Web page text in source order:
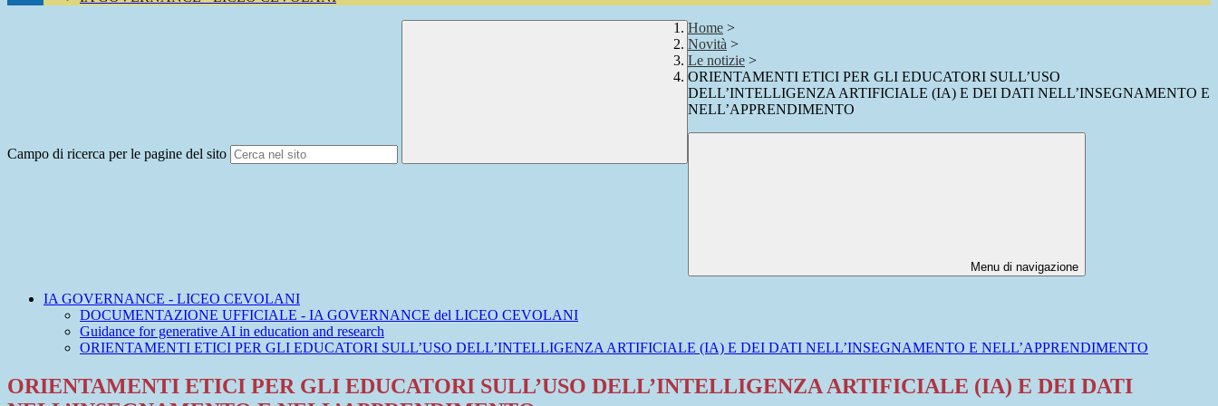
Campo di ricerca per le pagine del sito
Home >
Novità >
Le notizie >
ORIENTAMENTI ETICI PER GLI EDUCATORI SULL’USO
DELL’INTELLIGENZA ARTIFICIALE (IA) E DEI DATI NELL’INSEGNAMENTO E
NELL’APPRENDIMENTO
Menu di navigazione
IA GOVERNANCE - LICEO CEVOLANI
DOCUMENTAZIONE UFFICIALE - IA GOVERNANCE del LICEO CEVOLANI
Guidance for generative AI in education and research
ORIENTAMENTI ETICI PER GLI EDUCATORI SULL’USO DELL’INTELLIGENZA ARTIFICIALE (IA) E DEI DATI NELL’INSEGNAMENTO E NELL’APPRENDIMENTO
ORIENTAMENTI ETICI PER GLI EDUCATORI SULL’USO DELL’INTELLIGENZA ARTIFICIALE (IA) E DEI DATI